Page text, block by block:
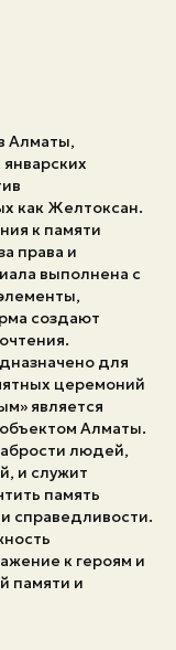
Алматы,
как Желтоксан.
к памяти
права и
выполнена с
создают
для
церемоний
является
Алматы.
людей,
и служит
память
справедливости.
к героям и
памяти и